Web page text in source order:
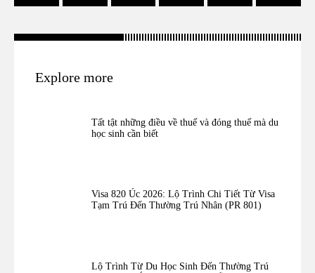
Explore more
Tất tật những điều về thuế và đóng thuế mà du
học sinh cần biết
Visa 820 Úc 2026: Lộ Trình Chi Tiết Từ Visa
Tạm Trú Đến Thường Trú Nhân (PR 801)
Lộ Trình Từ Du Học Sinh Đến Thường Trú